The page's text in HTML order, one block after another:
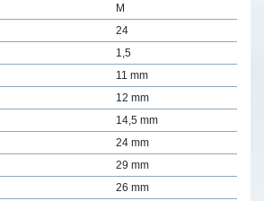
M
24
1,5
11 mm
12 mm
14,5 mm
24 mm
29 mm
26 mm